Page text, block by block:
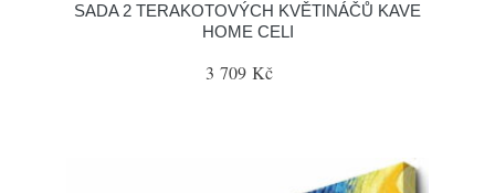
SADA 2 TERAKOTOVÝCH KVĚTINÁČŮ KAVE
HOME CELI
3 709 Kč